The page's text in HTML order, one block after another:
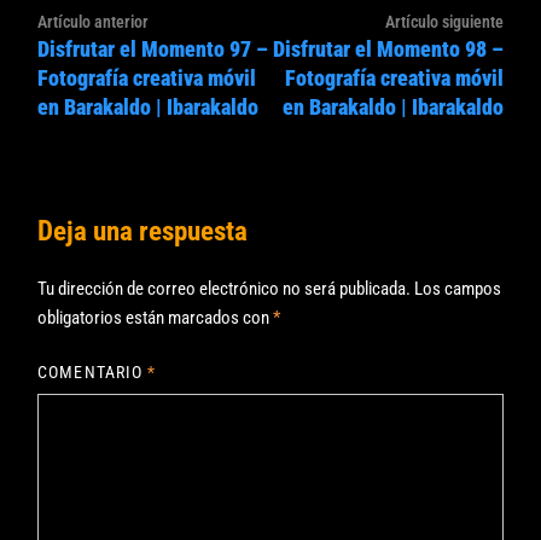
Navegación
de
entradas
Artículo anteriorArtículo
anterior:
Disfrutar el Momento 97 –
Fotografía creativa móvil
en Barakaldo | Ibarakaldo
Artículo siguiente
Disfrutar el Momento 98 –
Fotografía creativa móvil
en Barakaldo | Ibarakaldo
Deja una respuesta
Tu dirección de correo electrónico no será publicada. Los campos
obligatorios están marcados con*
COMENTARIO*